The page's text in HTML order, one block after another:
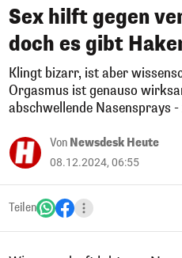
Sex hilft gegen
doch es gibt
Klingt bizarr, ist aber
Orgasmus ist genauso
abschwellende Nasensprays
Von Newsdesk Heute
08.12.2024, 06:55
Teilen